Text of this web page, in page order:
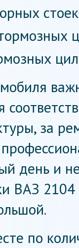
за
день и
ВАЗ 2104
по